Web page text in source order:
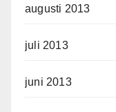
augusti 2013
juli 2013
juni 2013